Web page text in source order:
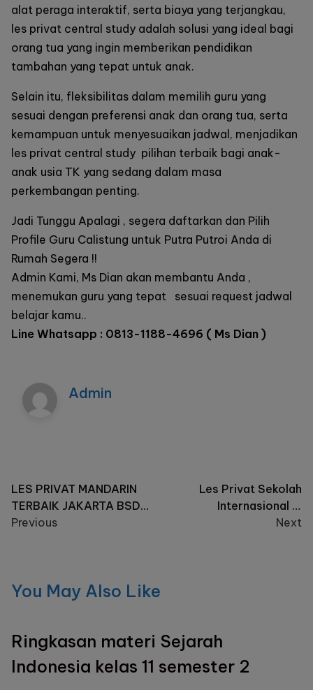
alat peraga interaktif, serta biaya yang terjangkau,
les privat central study adalah solusi yang ideal bagi
orang tua yang ingin memberikan pendidikan
tambahan yang tepat untuk anak.
Selain itu, fleksibilitas dalam memilih guru yang
sesuai dengan preferensi anak dan orang tua, serta
kemampuan untuk menyesuaikan jadwal, menjadikan
les privat central study pilihan terbaik bagi anak-
anak usia TK yang sedang dalam masa
perkembangan penting.
Jadi Tunggu Apalagi , segera daftarkan dan Pilih
Profile Guru Calistung untuk Putra Putroi Anda di
Rumah Segera !!
Admin Kami, Ms Dian akan membantu Anda ,
menemukan guru yang tepat sesuai request jadwal
belajar kamu..
Line Whatsapp : 0813-1188-4696 ( Ms Dian )
Admin
Post
navigation
LES PRIVAT MANDARIN
TERBAIK JAKARTA BSD
TANGERANG
Previous
Les Privat Sekolah
Internasional di
Setiabudi Bandung
Next
You May Also Like
Ringkasan materi Sejarah
Indonesia kelas 11 semester 2